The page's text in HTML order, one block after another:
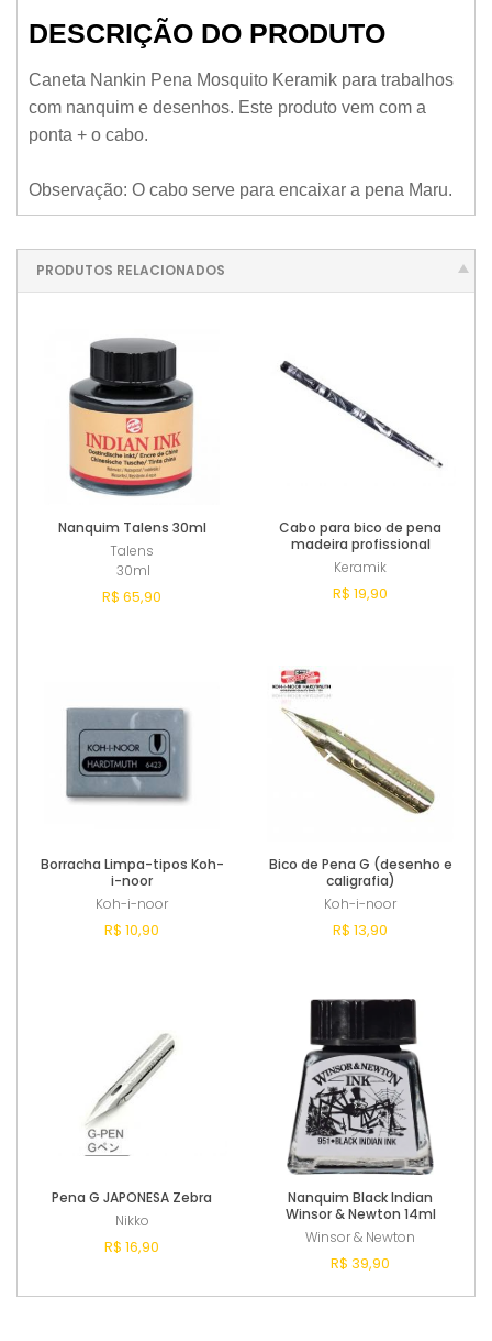
DESCRIÇÃO DO PRODUTO
Caneta Nankin Pena Mosquito Keramik para trabalhos
com nanquim e desenhos. Este produto vem com a
ponta + o cabo.
Observação: O cabo serve para encaixar a pena Maru.
PRODUTOS RELACIONADOS
Nanquim Talens 30ml
Talens
30ml
R$ 65,90
Cabo para bico de pena
madeira profissional
Keramik
R$ 19,90
Borracha Limpa-tipos Koh-
i-noor
Koh-i-noor
R$ 10,90
Bico de Pena G (desenho e
caligrafia)
Koh-i-noor
R$ 13,90
Pena G JAPONESA Zebra
Nikko
R$ 16,90
Nanquim Black Indian
Winsor & Newton 14ml
Winsor & Newton
R$ 39,90